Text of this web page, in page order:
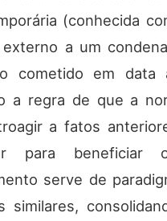
(conhecida
a um
cometido em data
a regra de que a
a fatos
para beneficiar
serve de
similares,